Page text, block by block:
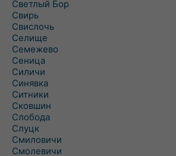
Светлый Бор
Свирь
Свислочь
Селище
Семежево
Сеница
Силичи
Синявка
Ситники
Сковшин
Слобода
Слуцк
Смиловичи
Смолевичи